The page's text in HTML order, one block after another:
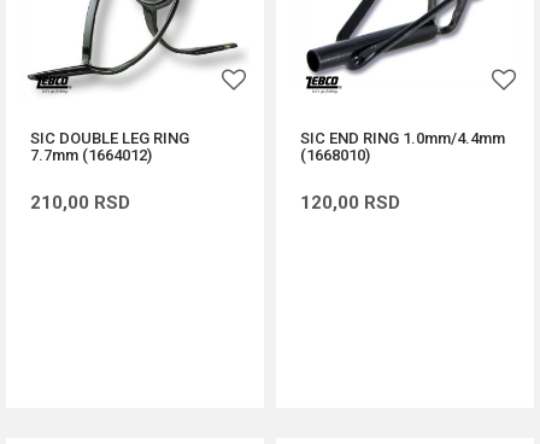
SIC DOUBLE LEG RING
7.7mm (1664012)
210,00 RSD
SIC END RING 1.0mm/4.4mm
(1668010)
120,00 RSD